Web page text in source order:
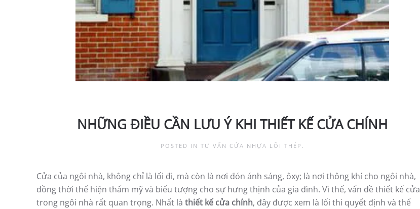
NHỮNG ĐIỀU CẦN LƯU Ý KHI THIẾT KẾ CỬA CHÍNH
POSTED IN TƯ VẤN CỬA NHỰA LÕI THÉP
Cửa của ngôi nhà, không chỉ là lối đi, mà còn là nơi đón ánh sáng, ôxy; là nơi thông khí cho ngôi nhà,
đồng thời thể hiện thẩm mỹ và biểu tượng cho sự hưng thịnh của gia đình. Vì thế, vấn đề thiết kế cửa
trong ngôi nhà rất quan trọng. Nhất là thiết kế cửa chính, đây được xem là lối thi quyết định và thể